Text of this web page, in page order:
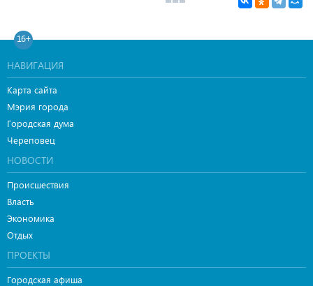
16+
НАВИГАЦИЯ
Карта сайта
Мэрия города
Городская дума
Череповец
НОВОСТИ
Происшествия
Власть
Экономика
Отдых
ПРОЕКТЫ
Городская афиша